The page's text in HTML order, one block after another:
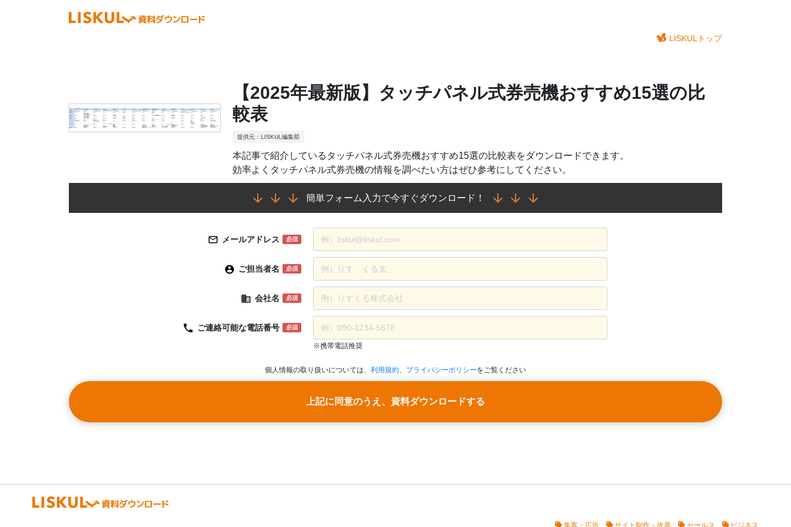
LISKULトップ
【2025年最新版】タッチパネル式券売機おすすめ15選の比
較表
提供元：LISKUL編集部
本記事で紹介しているタッチパネル式券売機おすすめ15選の比較表をダウンロードできます。
効率よくタッチパネル式券売機の情報を調べたい方はぜひ参考にしてください。
簡単フォーム入力で今すぐダウンロード！
メールアドレス 必須
ご担当者名 必須
会社名 必須
ご連絡可能な電話番号 必須
※携帯電話推奨
個人情報の取り扱いについては、 利用規約、 プライバシーポリシーをご覧ください
上記に同意のうえ、資料ダウンロードする
集客・広告 サイト制作・改善 セールス ビジネス